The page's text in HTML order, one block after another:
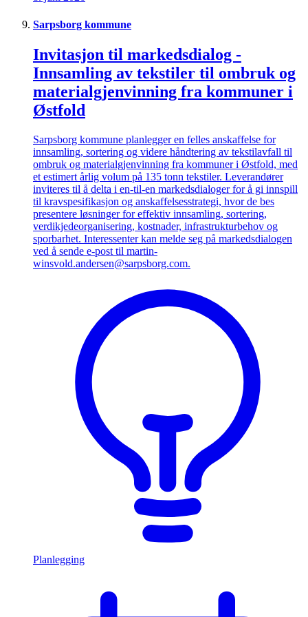
Sarpsborg kommune
Invitasjon til markedsdialog -
Innsamling av tekstiler til ombruk og
materialgjenvinning fra kommuner i
Østfold
Sarpsborg kommune planlegger en felles anskaffelse for
innsamling, sortering og videre håndtering av tekstilavfall til
ombruk og materialgjenvinning fra kommuner i Østfold, med
et estimert årlig volum på 135 tonn tekstiler. Leverandører
inviteres til å delta i en-til-en markedsdialoger for å gi innspill
til kravspesifikasjon og anskaffelsesstrategi, hvor de bes
presentere løsninger for effektiv innsamling, sortering,
verdikjedeorganisering, kostnader, infrastrukturbehov og
sporbarhet. Interessenter kan melde seg på markedsdialogen
ved å sende e-post til martin-
winsvold.andersen@sarpsborg.com.
Planlegging